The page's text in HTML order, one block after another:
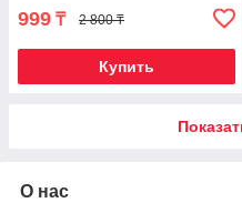
999 ₸ 2 800 ₸
Купить
О нас